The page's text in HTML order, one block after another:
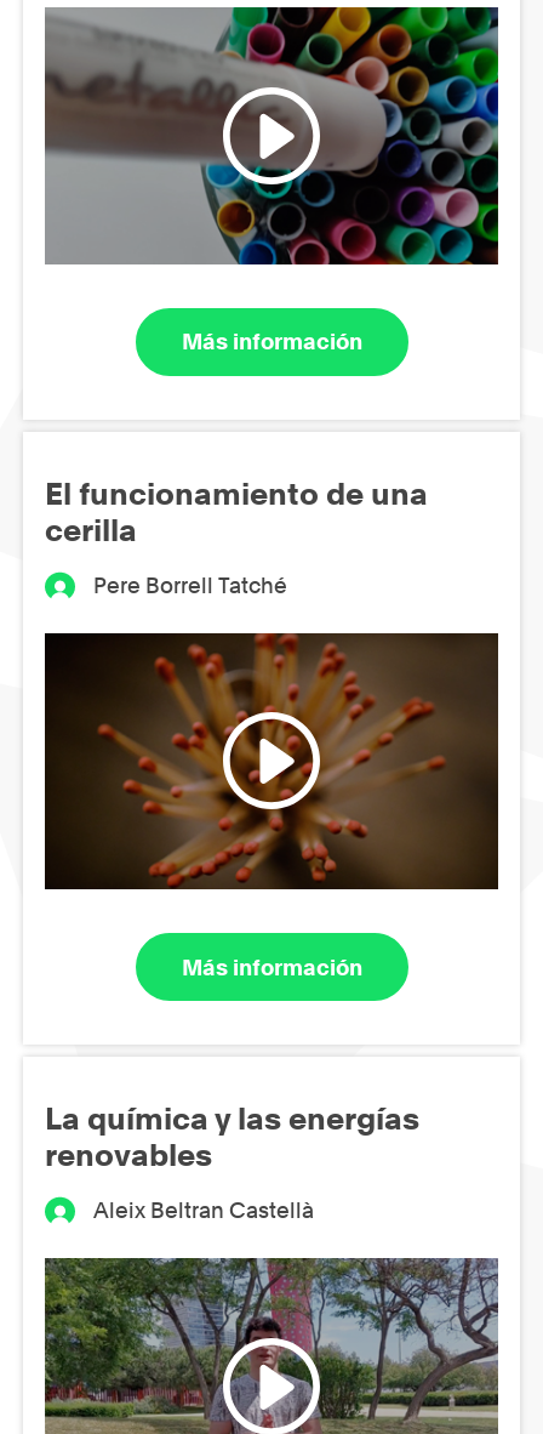
Más información
El funcionamiento de una
cerilla
Pere Borrell Tatché
Más información
La química y las energías
renovables
Aleix Beltran Castellà